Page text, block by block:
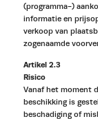
(programma-)
informatie en
verkoop van
zogenaamde
Artikel 2.3
Risico
Vanaf het moment
beschikking is
beschadiging of